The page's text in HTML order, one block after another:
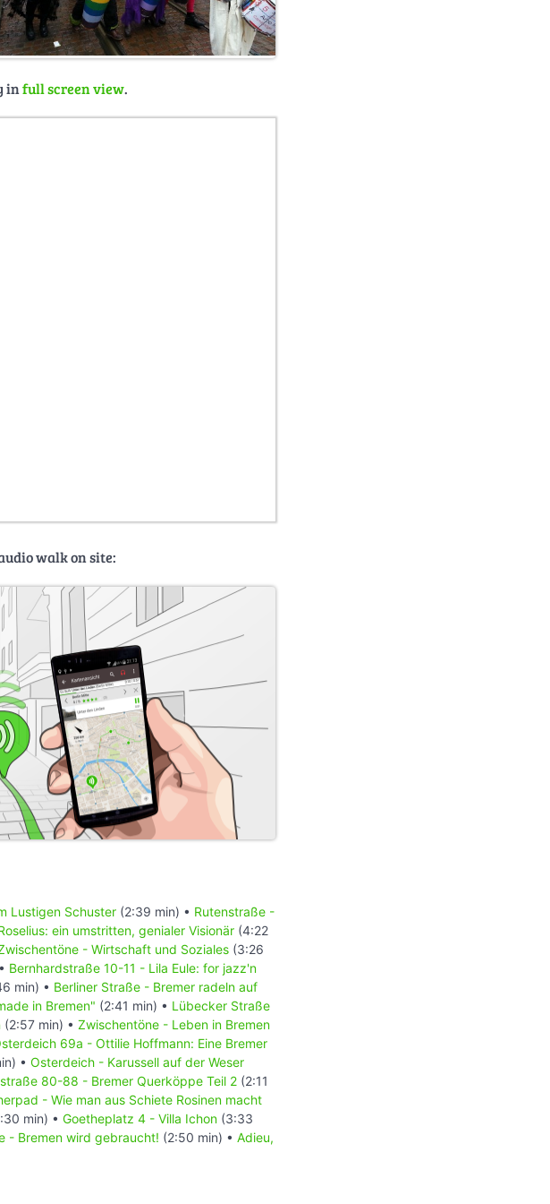
infull screen view.
walk on site:
Lustigen Schuster (2:39 min) • Rutenstraße -
ein umstritten, genialer Visionär (4:22
- Wirtschaft und Soziales (3:26
Bernhardstraße 10-11 - Lila Eule: for jazz'n
min) • Berliner Straße - Bremer radeln auf
in Bremen" (2:41 min) • Lübecker Straße
(2:57 min) • Zwischentöne - Leben in Bremen
69a - Ottilie Hoffmann: Eine Bremer
• Osterdeich - Karussell auf der Weser
80-88 - Bremer Querköppe Teil 2 (2:11
- Wie man aus Schiete Rosinen macht
min) • Goetheplatz 4 - Villa Ichon (3:33
- Bremen wird gebraucht! (2:50 min) • Adieu,